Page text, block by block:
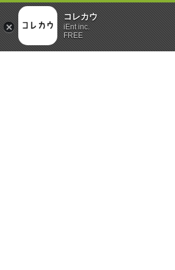
コレカウ
iEnt inc.
FREE